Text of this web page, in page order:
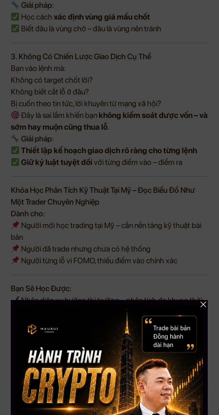
Giải pháp:
Học cáchxác định vùng giá mấu chốt
Biết đâu là vùng chờ – đâu là vùng nên tránh
3. Không Có Chiến Lược Giao Dịch Cụ Thể
Bạn vào lệnh mà:
Không có target chốt lời?
Không biết cắt lỗ ở đâu?
Bị cuốn theo tin tức, lời khuyên từ mạng xã hội?
Đây là sai lầm khiến bạn không kiểm soát được vốn – và
sớm hay muộn cũng thua lỗ.
Giải pháp:
Thiết lập kế hoạch giao dịch rõ ràng cho từng lệnh
Giữ kỷ luật tuyệt đối với từng điểm vào – điểm ra
Khóa Học Phân Tích Kỹ Thuật Tại Mỹ – Đọc Biểu Đồ Như
Một Trader Chuyên Nghiệp
Dành cho:
Người mới học trading tại Mỹ – cần nền tảng kỹ thuật bài
bản
Người đã trade nhưng chưa có hệ thống
Người từng lỗ vì FOMO, thiếu điểm vào chính xác
Bạn Sẽ Học Được:
Nhận diện xu hướng thị trường – phân tích đa khung thời
Xác định vùng mua – bán tối ưu theo hành vi giá
Lập kế hoạch giao dịch có hệ thống – rõ ràng
Kiểm soát tâm lý, tránh FOMO, giữ kỷ luật
Áp dụng chỉ báo kỹ thuật đơn giản nhưng hiệu quả (RSI,
MA, Volume, Fibonacci…)
Thông tin khóa học:
Khai giảng: 07/15/2025 – 8 buổi học trực tiếp (LIVE) cùng